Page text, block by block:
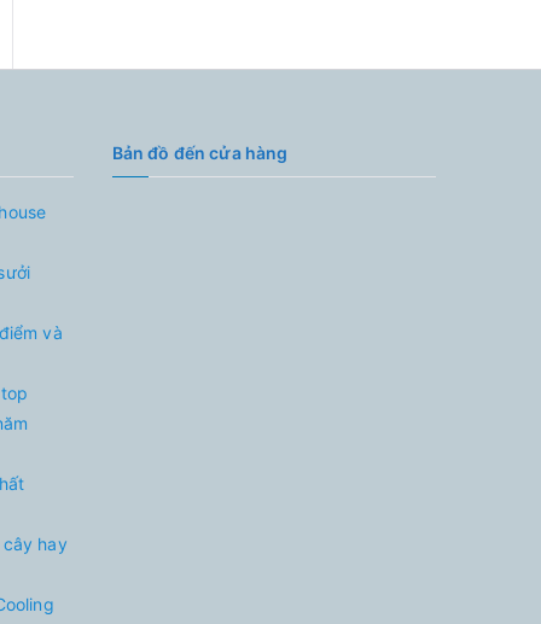
và
hay
Bản đồ đến cửa hàng